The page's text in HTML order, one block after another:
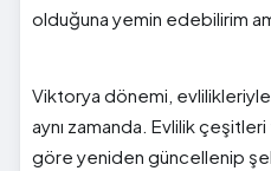
olduğuna yemin edebilirim
Viktorya dönemi, evlilikleriyle
aynı zamanda. Evlilik
göre yeniden güncellenip